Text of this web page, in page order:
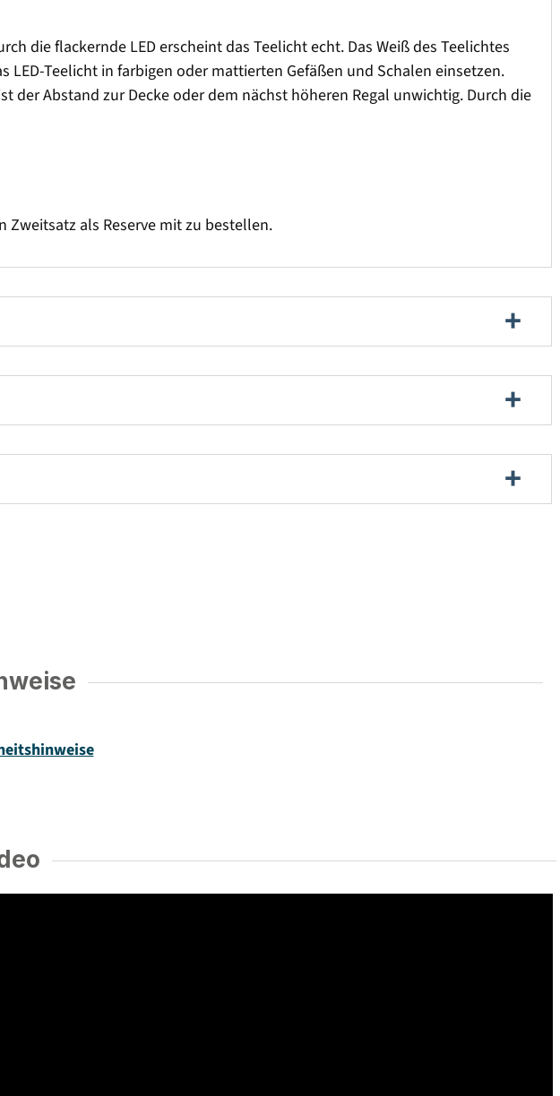
die flackernde LED erscheint das Teelicht echt. Das Weiß des Teelichtes
Teelicht in farbigen oder mattierten Gefäßen und Schalen einsetzen.
der Abstand zur Decke oder dem nächst höheren Regal unwichtig. Durch die
als Reserve mit zu bestellen.